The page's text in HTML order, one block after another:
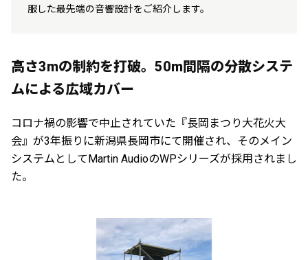
服した最先端の音響設計をご紹介します。
高さ3mの制約を打破。50m間隔の分散システ
ムによる広域カバー
コロナ禍の影響で中止されていた『長岡まつり大花火大
会』が3年振りに新潟県長岡市にて開催され、そのメイン
システムとしてMartin AudioのWPシリーズが採用されまし
た。